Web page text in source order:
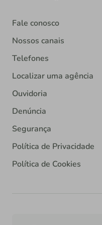
Fale conosco
Nossos canais
Telefones
Localizar uma agência
Ouvidoria
Denúncia
Segurança
Política de Privacidade
Política de Cookies